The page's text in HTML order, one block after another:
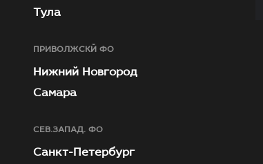
Тула
ПРИВОЛЖСКЙ ФО
Нижний Новгород
Самара
СЕВ.ЗАПАД. ФО
Санкт-Петербург